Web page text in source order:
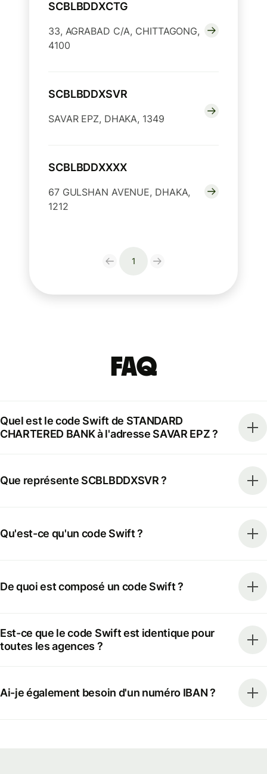
SCBLBDDXCTG
33, AGRABAD C/A, CHITTAGONG,
4100
SCBLBDDXSVR
SAVAR EPZ, DHAKA, 1349
SCBLBDDXXXX
67 GULSHAN AVENUE, DHAKA,
1212
1
FAQ
Quel est le code Swift de STANDARD
CHARTERED BANK à l'adresse SAVAR EPZ ?
Que représente SCBLBDDXSVR ?
Qu'est-ce qu'un code Swift ?
De quoi est composé un code Swift ?
Est-ce que le code Swift est identique pour
toutes les agences ?
Ai-je également besoin d'un numéro IBAN ?